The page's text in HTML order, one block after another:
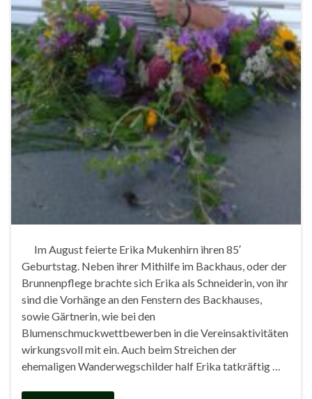
Im August feierte Erika Mukenhirn ihren 85′
Geburtstag. Neben ihrer Mithilfe im Backhaus, oder der
Brunnenpflege brachte sich Erika als Schneiderin, von ihr
sind die Vorhänge an den Fenstern des Backhauses,
sowie Gärtnerin, wie bei den
Blumenschmuckwettbewerben in die Vereinsaktivitäten
wirkungsvoll mit ein. Auch beim Streichen der
ehemaligen Wanderwegschilder half Erika tatkräftig …